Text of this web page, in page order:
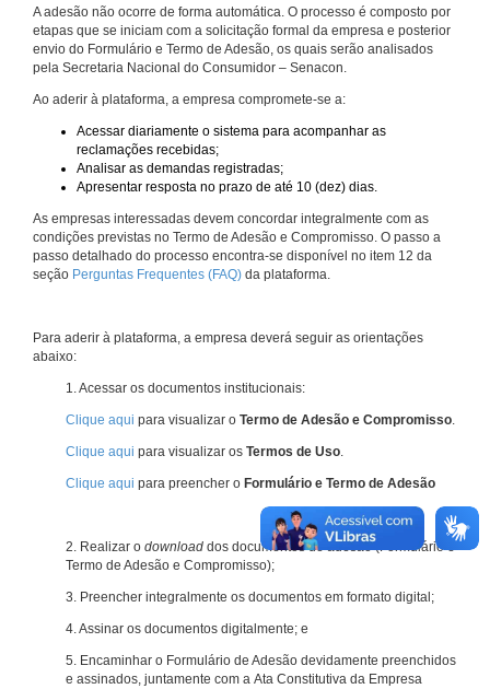
A adesão não ocorre de forma automática. O processo é composto por
etapas que se iniciam com a solicitação formal da empresa e posterior
envio do Formulário e Termo de Adesão, os quais serão analisados
pela Secretaria Nacional do Consumidor – Senacon.
Ao aderir à plataforma, a empresa compromete-se a:
Acessar diariamente o sistema para acompanhar as
reclamações recebidas;
Analisar as demandas registradas;
Apresentar resposta no prazo de até 10 (dez) dias.
As empresas interessadas devem concordar integralmente com as
condições previstas no Termo de Adesão e Compromisso. O passo a
passo detalhado do processo encontra-se disponível no item 12 da
seção Perguntas Frequentes (FAQ) da plataforma.
Para aderir à plataforma, a empresa deverá seguir as orientações
abaixo:
1. Acessar os documentos institucionais:
Clique aqui para visualizar o Termo de Adesão e Compromisso.
Clique aqui para visualizar os Termos de Uso.
Clique aqui para preencher o Formulário e Termo de Adesão
2. Realizar o download dos documentos de adesão (Formulário e
Termo de Adesão e Compromisso);
3. Preencher integralmente os documentos em formato digital;
4. Assinar os documentos digitalmente; e
5. Encaminhar o Formulário de Adesão devidamente preenchidos
e assinados, juntamente com a Ata Constitutiva da Empresa